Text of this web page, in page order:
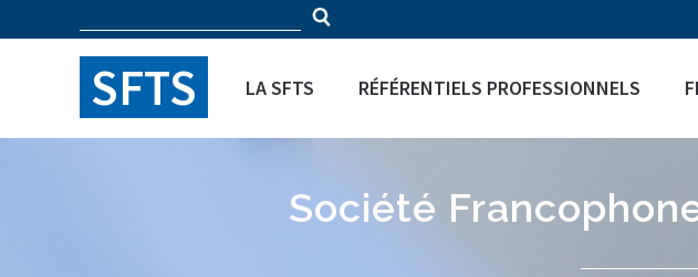
Formulaire
de
SFTS LA SFTS RÉFÉRENTIELS PROFESSIONNELS
Société